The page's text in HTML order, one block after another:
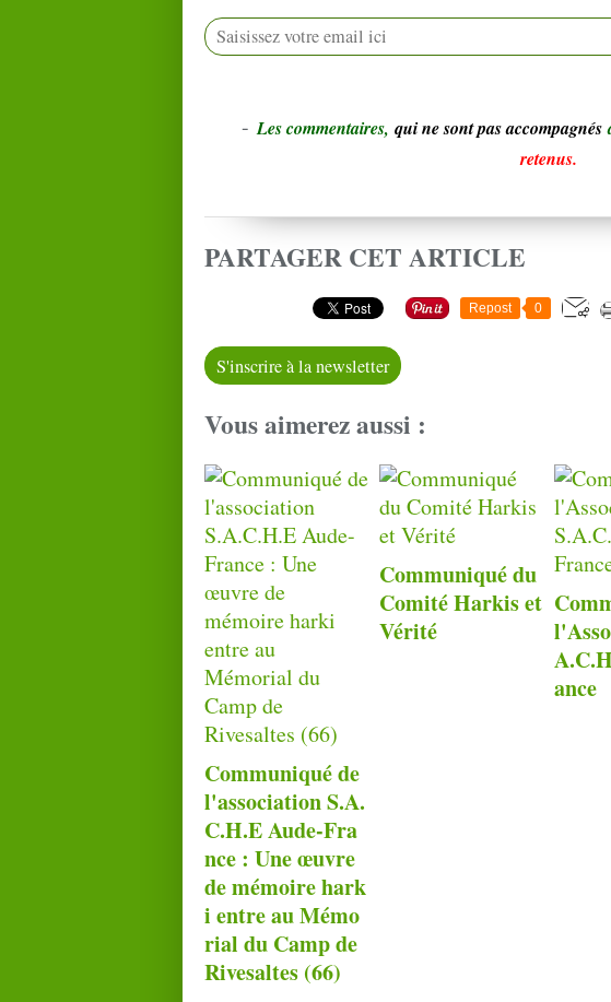
- Les commentaires, qui ne sont pas accompagnés
retenus.
PARTAGER CET ARTICLE
Repost 0
S'inscrire à la newsletter
Vous aimerez aussi :
Communiqué de
l'association S.A.
C.H.E Aude-Fra
nce : Une œuvre
de mémoire hark
i entre au Mémo
rial du Camp de
Rivesaltes (66)
Communiqué du
Comité Harkis et
Vérité
ance